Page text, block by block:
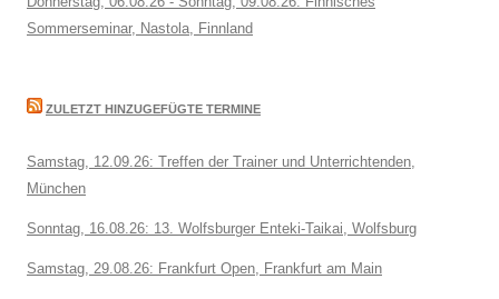
Sommerseminar, Nastola, Finnland
ZULETZT HINZUGEFÜGTE TERMINE
Samstag, 12.09.26: Treffen der Trainer und Unterrichtenden,
München
Sonntag, 16.08.26: 13. Wolfsburger Enteki-Taikai, Wolfsburg
Samstag, 29.08.26: Frankfurt Open, Frankfurt am Main